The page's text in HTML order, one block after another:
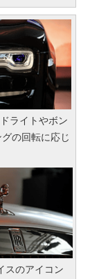
ライトやボン
の回転に応じ
スのアイコン